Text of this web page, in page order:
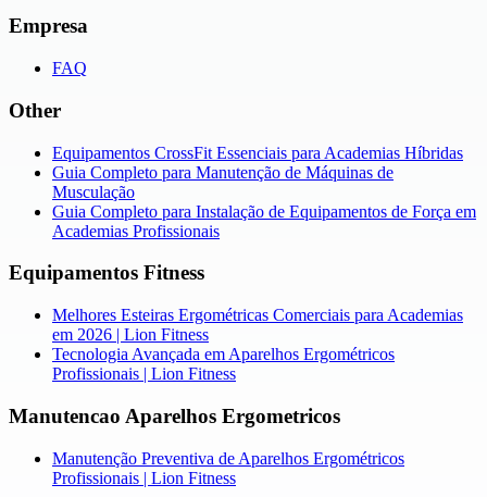
Empresa
FAQ
Other
Equipamentos CrossFit Essenciais para Academias Híbridas
Guia Completo para Manutenção de Máquinas de
Musculação
Guia Completo para Instalação de Equipamentos de Força em
Academias Profissionais
Equipamentos Fitness
Melhores Esteiras Ergométricas Comerciais para Academias
em 2026 | Lion Fitness
Tecnologia Avançada em Aparelhos Ergométricos
Profissionais | Lion Fitness
Manutencao Aparelhos Ergometricos
Manutenção Preventiva de Aparelhos Ergométricos
Profissionais | Lion Fitness